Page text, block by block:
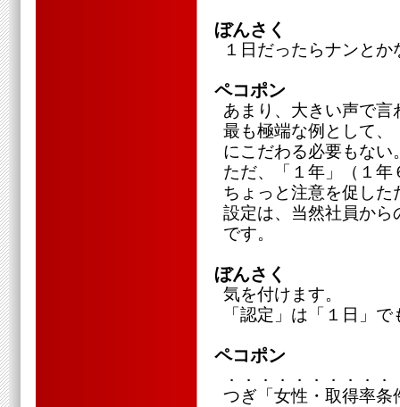
ぼんさく
１日だったらナンと
ペコポン
あまり、大きい声で言
最も極端な例として、
にこだわる必要もない
ただ、「１年」（１
ちょっと注意を促した
設定は、当然社員から
です。
ぼんさく
気を付けます。
「認定」は「１日」
ペコポン
．．．．．．．．．
つぎ「女性・取得率条